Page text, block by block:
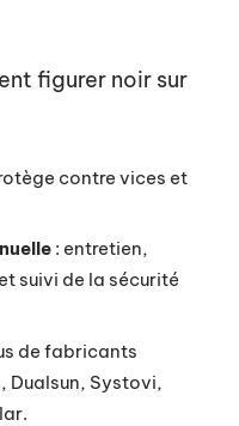
figurer noir sur
contre vices et
: entretien,
suivi de la sécurité
de fabricants
Dualsun, Systovi,